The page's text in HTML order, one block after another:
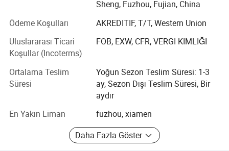
Evcil Hayvan Giyim: Çeşitli iklimlerde iyi bir şekilde
olmalarını sağlayan işlevsel ve rahat giysiler.
Kendi fabrikasından ve çok sayıda işbirliği malzemesi
tedarikçisinden oluşan güçlü bir üretim ve tedarik ağı
sunarak hızlı yanıtlar, yüksek kaliteli ürünler ve rekabetçi
fiyat sunma konusunda kararlıyız.
yapabileceğimize eminiz.
Sheng, Fuzhou, Fujian, China
Ödeme Koşulları
AKREDITIF, T/T, Western Union
Uluslararası Ticari
Koşullar (Incoterms)
FOB, EXW, CFR, VERGI KIMLIĞI
Ortalama Teslim
Süresi
Yoğun Sezon Teslim Süresi: 1-3
ay, Sezon Dışı Teslim Süresi, Bir
aydır
En Yakın Liman
fuzhou, xiamen
Daha Fazla Göster